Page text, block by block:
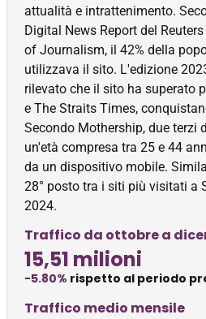
attualità e intrattenimento.
Digital News Report del
of Journalism, il 42% della
utilizzava il sito. L'edizione
rilevato che il sito ha superato
e The Straits Times,
Secondo Mothership, due terzi
un'età compresa tra 25 e 44
da un dispositivo mobile.
28° posto tra i siti più visitati a
2024.
Traffico da ottobre a
15,51 milioni
-5.80% rispetto al periodo
Traffico medio mensile